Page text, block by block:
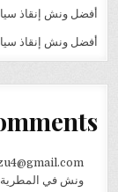
أفضل ونش إنقاذ سيارات في
أفضل ونش إنقاذ سيارات في
ونش في